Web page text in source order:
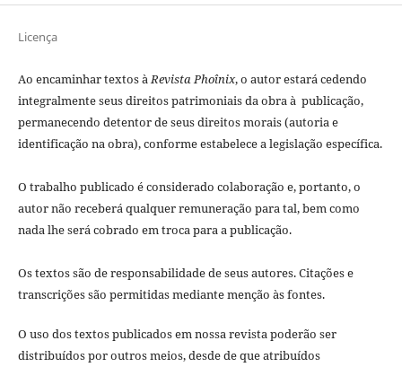
Licença
Ao encaminhar textos àRevista Phoînix, o autor estará cedendo
integralmente seus direitos patrimoniais da obra à publicação,
permanecendo detentor de seus direitos morais (autoria e
identificação na obra), conforme estabelece a legislação especí­fica.
O trabalho publicado é considerado colaboração e, portanto, o
autor não receberá qualquer remuneração para tal, bem como
nada lhe será cobrado em troca para a publicação.
Os textos são de responsabilidade de seus autores. Citações e
transcrições são permitidas mediante menção às fontes.
O uso dos textos publicados em nossa revista poderão ser
distribuídos por outros meios, desde de que atribuídos